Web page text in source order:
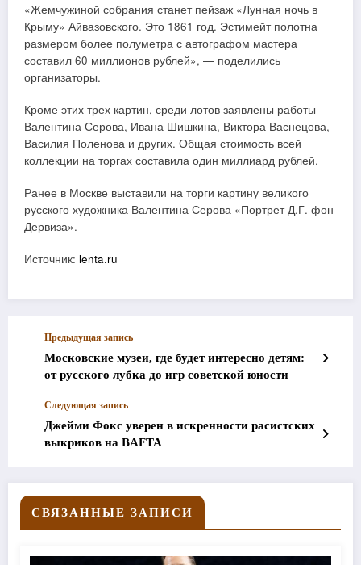
«Жемчужиной собрания станет пейзаж «Лунная ночь в
Крыму» Айвазовского. Это 1861 год. Эстимейт полотна
размером более полуметра с автографом мастера
составил 60 миллионов рублей», — поделились
организаторы.
Кроме этих трех картин, среди лотов заявлены работы
Валентина Серова, Ивана Шишкина, Виктора Васнецова,
Василия Поленова и других. Общая стоимость всей
коллекции на торгах составила один миллиард рублей.
Ранее в Москве выставили на торги картину великого
русского художника Валентина Серова «Портрет Д.Г. фон
Дервиза».
Источник: lenta.ru
Предыдущая запись
Московские музеи, где будет интересно детям:
от русского лубка до игр советской юности
Следующая запись
Джейми Фокс уверен в искренности расистских
выкриков на BAFTA
СВЯЗАННЫЕ ЗАПИСИ